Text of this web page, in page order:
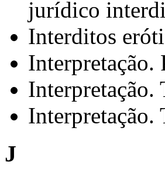
jurídico
Interditos
Interpretação.
Interpretação.
J